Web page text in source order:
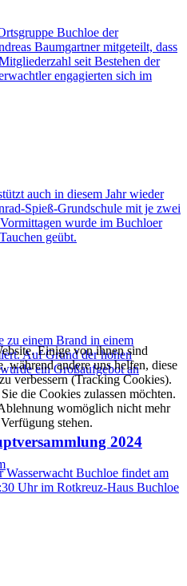
Buchloe der
Baumgartner mitgeteilt, dass
seit Bestehen der
engagierten sich im
auch in diesem Jahr wieder
Spieß-Grundschule mit je zwei
wurde im Buchloer
geübt.
zu einem Brand in einem
Auf Grund der hohen
ein Großaufgebot an
2024
Wasserwacht Buchloe findet am
Uhr im Rotkreuz-Haus Buchloe
Einige von ihnen sind
während andere uns helfen, diese
verbessern (Tracking Cookies).
die Cookies zulassen möchten.
womöglich nicht mehr
stehen.